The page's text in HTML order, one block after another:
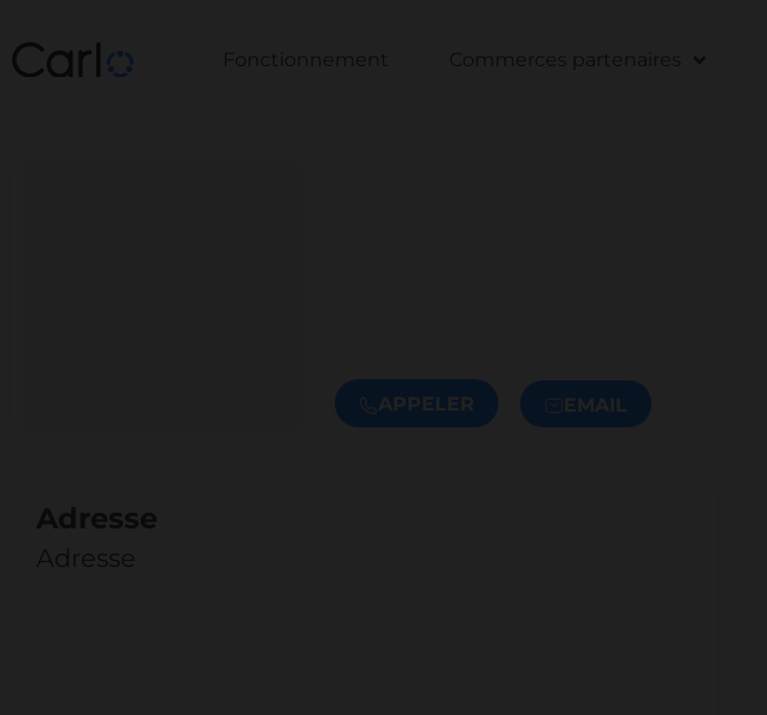
Fonctionnement Commerces partenaires
APPELER EMAIL
Adresse
Adresse